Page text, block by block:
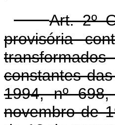
Art. 2º
provisória
constantes
1994, nº
novembro de